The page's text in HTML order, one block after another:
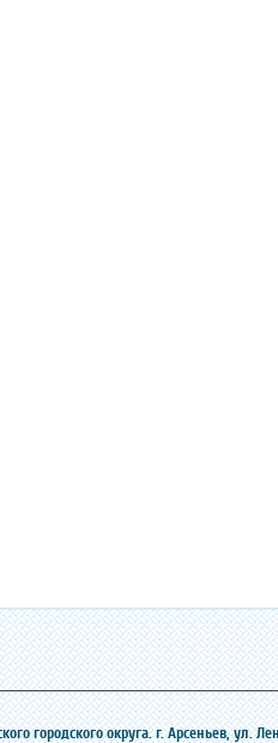
городского округа. г. Арсеньев, ‎ул.